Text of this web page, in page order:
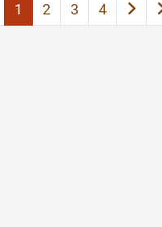
1 2 3 4